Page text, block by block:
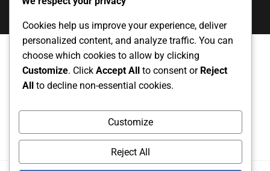
Ota yhteys Evästeet ja seuranta
Cookies help us improve your experience, deliver
personalized content, and analyze traffic. You can
choose which cookies to allow by clicking
Customize. Click Accept All to consent or Reject
All to decline non-essential cookies.
Customize
Reject All